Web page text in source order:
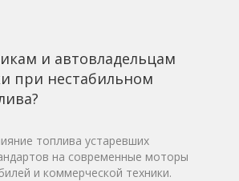
и автовладельцам
при нестабильном
топлива устаревших
на современные моторы
и коммерческой техники.